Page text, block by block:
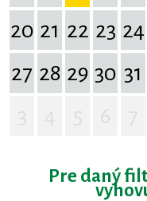
20 21 22 23 24
27 28 29 30 31
Pre daný